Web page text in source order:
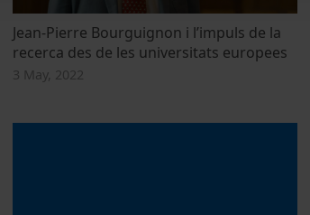
Jean-Pierre Bourguignon i l’impuls de la
recerca des de les universitats europees
3 May, 2022